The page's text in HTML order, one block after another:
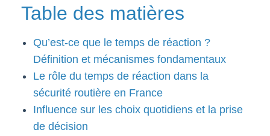
Table des matières
Qu’est-ce que le temps de réaction ?
Définition et mécanismes fondamentaux
Le rôle du temps de réaction dans la
sécurité routière en France
Influence sur les choix quotidiens et la prise
de décision